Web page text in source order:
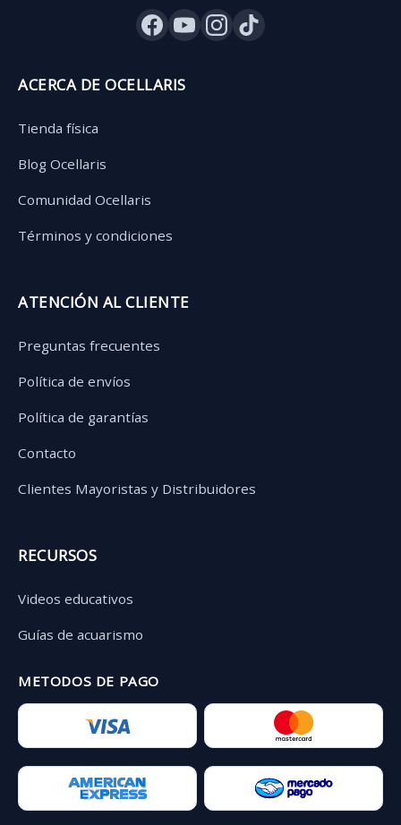
ACERCA DE OCELLARIS
Tienda física
Blog Ocellaris
Comunidad Ocellaris
Términos y condiciones
ATENCIÓN AL CLIENTE
Preguntas frecuentes
Política de envíos
Política de garantías
Contacto
Clientes Mayoristas y Distribuidores
RECURSOS
Videos educativos
Guías de acuarismo
METODOS DE PAGO